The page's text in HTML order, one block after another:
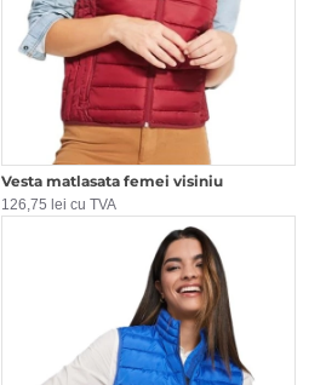
Vesta matlasata femei visiniu
126,75 lei cu TVA